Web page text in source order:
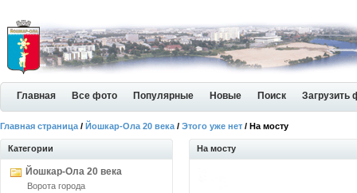
Главная Все фото Популярные Новые Поиск Загрузить
Главная страница / Йошкар-Ола 20 века / Этого уже нет / На мосту
Категории
Йошкар-Ола 20 века
Ворота города
На мосту